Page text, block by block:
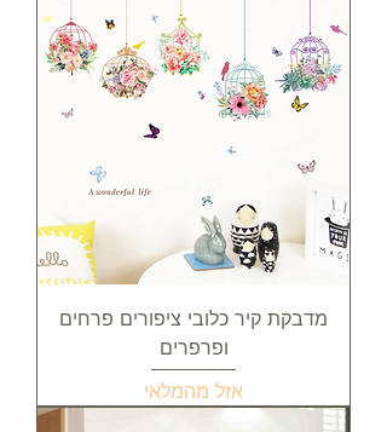
מדבקת קיר כלובי ציפורים פרחים
ופרפרים
אזל מהמלאי